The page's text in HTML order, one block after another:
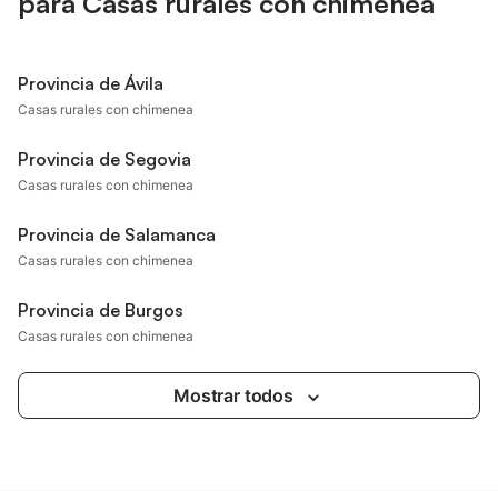
Provincia de Ávila
Casas rurales con chimenea
Provincia de Segovia
Casas rurales con chimenea
Provincia de Salamanca
Casas rurales con chimenea
Provincia de Burgos
Casas rurales con chimenea
Mostrar todos